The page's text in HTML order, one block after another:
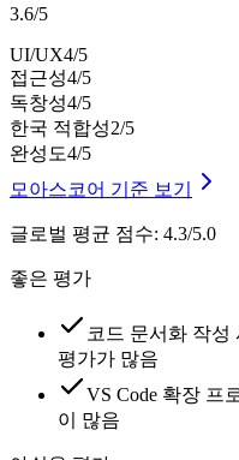
3.6/5
UI/UX4/5
접근성4/5
독창성4/5
한국 적합성2/5
완성도4/5
모아스코어 기준 보기
글로벌 평균 점수: 4.3/5.0
좋은 평가
코드 문서화 작성
평가가 많음
VS Code 확장 프
이 많음